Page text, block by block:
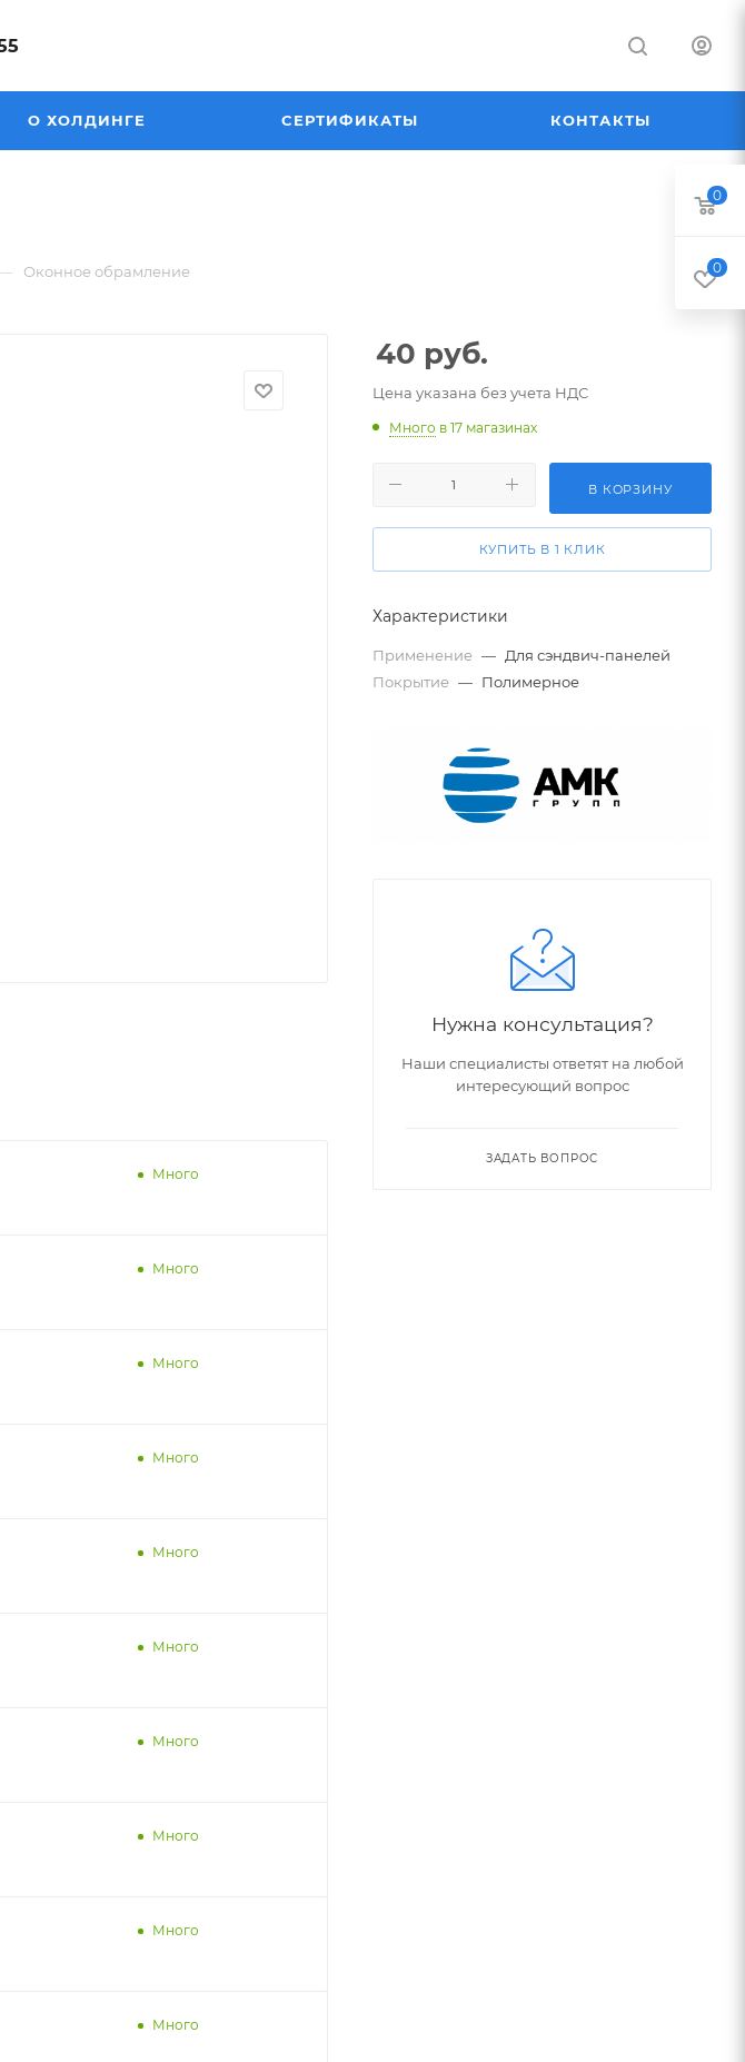
О ХОЛДИНГЕ СЕРТИФИКАТЫ КОНТАКТЫ
Оконное обрамление
Много
Много
Много
Много
Много
Много
Много
Много
Много
Много
40 руб.
Цена указана без учета НДС
Много в 17 магазинах
В КОРЗИНУ
КУПИТЬ В 1 КЛИК
Характеристики
Применение — Для сэндвич-панелей
Покрытие — Полимерное
Нужна консультация?
Наши специалисты ответят на любой
интересующий вопрос
ЗАДАТЬ ВОПРОС
0
0